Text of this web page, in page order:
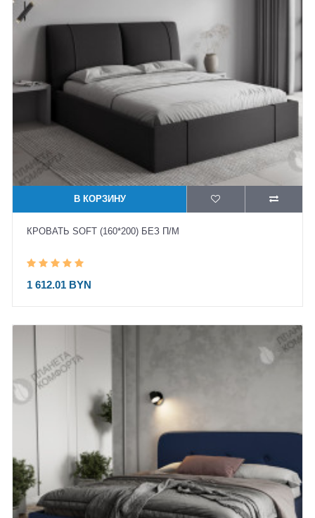
В КОРЗИНУ
КРОВАТЬ SOFT (160*200) БЕЗ П/М
1 612.01 BYN